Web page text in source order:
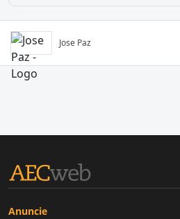
Jose Paz
Anuncie